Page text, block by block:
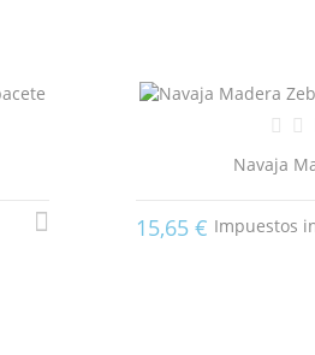
Navaja
15,65 € Impuestos